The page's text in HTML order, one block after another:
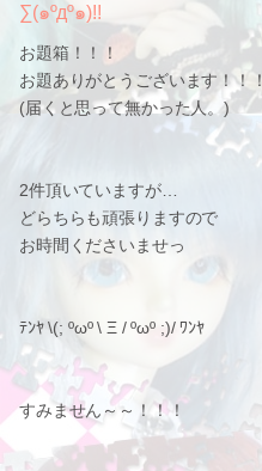
∑(๑ºдº๑)!!
お題箱！！！
お題ありがとうございます！！！
(届くと思って無かった人。)
2件頂いていますが…
どらちらも頑張りますので
お時間くださいませっ
ﾃﾝﾔ \(; ºωº \ Ξ / ºωº ;)/ ﾜﾝﾔ
すみません～～！！！